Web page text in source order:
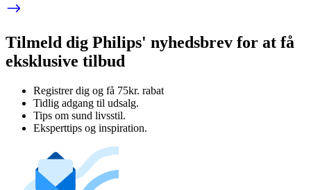
Tilmeld dig Philips' nyhedsbrev for at få
eksklusive tilbud
Registrer dig og få 75kr. rabat
Tidlig adgang til udsalg.
Tips om sund livsstil.
Eksperttips og inspiration.